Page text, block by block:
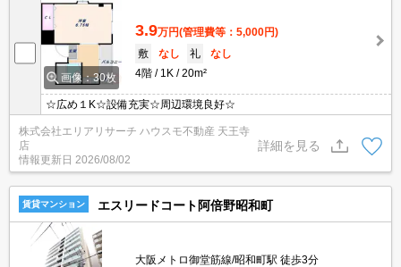
画像：30枚
3.9万円(管理費等：5,000円)
敷
なし 礼
なし
4階
1K 20m²
☆広め１K☆設備充実☆周辺環境良好☆
株式会社エリアリサーチ ハウスモ不動産 天王寺
店
情報更新日 2026/08/02
詳細を見る
賃貸マンション エスリードコート阿倍野昭和町
大阪メトロ御堂筋線/昭和町駅 徒歩3分